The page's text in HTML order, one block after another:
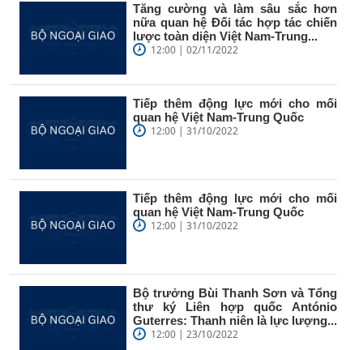
Tăng cường và làm sâu sắc hơn
nữa quan hệ Đối tác hợp tác chiến
lược toàn diện Việt Nam-Trung...
12:00 | 02/11/2022
Tiếp thêm động lực mới cho mối
quan hệ Việt Nam-Trung Quốc
12:00 | 31/10/2022
Tiếp thêm động lực mới cho mối
quan hệ Việt Nam-Trung Quốc
12:00 | 31/10/2022
Bộ trưởng Bùi Thanh Sơn và Tổng
thư ký Liên hợp quốc António
Guterres: Thanh niên là lực lượng...
12:00 | 23/10/2022